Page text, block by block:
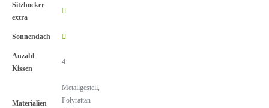
Sitzhocker
extra
Sonnendach
Anzahl
Kissen
4
Materialien
Metallgestell,
Polyrattan